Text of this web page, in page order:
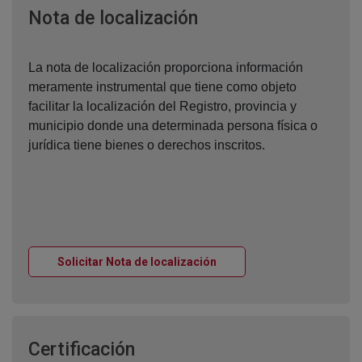
Nota de localización
La nota de localización proporciona información
meramente instrumental que tiene como objeto
facilitar la localización del Registro, provincia y
municipio donde una determinada persona física o
jurídica tiene bienes o derechos inscritos.
Solicitar Nota de localización
Certificación